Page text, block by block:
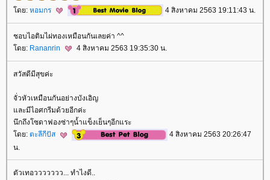
ดย: หอมกร 4 สิงหาคม 2563 19:11:43 น.
ชอบไอติมไผ่ทองเหมือนกันเลยค่า ^^
ดย: Rananrin 4 สิงหาคม 2563 19:35:30 น.
สวัสดีมีสุขค่ะ
จั่วหัวเหมือนกันอย่างบังเอิญ
ละมีไอศกรีมด้วยอีกค่ะ
นึกถึงโซดาฟองซ่าๆน้ำแข็งเย็นๆอีกแระ
ดย: ตะลีกีปัส
4 สิงหาคม 2563 20:26:47
น.
ตัวเทอววววววว... ทำไงดี..